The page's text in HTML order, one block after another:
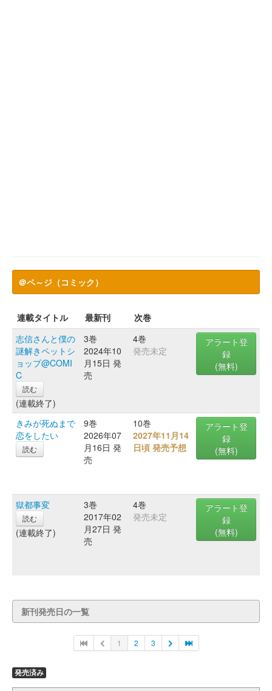
＠ペ～ジ（コミック）
連載タイトル 最新刊
次巻
志信さんと僕の
謎解きペットシ
ョップ@COMI
C
読む
(連載終了)
3巻
2024年10
月15日 発
売
4巻
発売未定
アラート登
録
(無料)
きみが死ぬまで
恋をしたい
読む
9巻
2026年07
月16日 発
売
10巻
2027年11月14
日頃 発売予想
アラート登
録
(無料)
獄都事変
読む
(連載終了)
3巻
2017年02
月27日 発
売
4巻
発売未定
アラート登
録
(無料)
新刊発売日の一覧
1 2 3
発売済み